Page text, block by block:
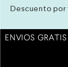
Descuento por
ENVIOS